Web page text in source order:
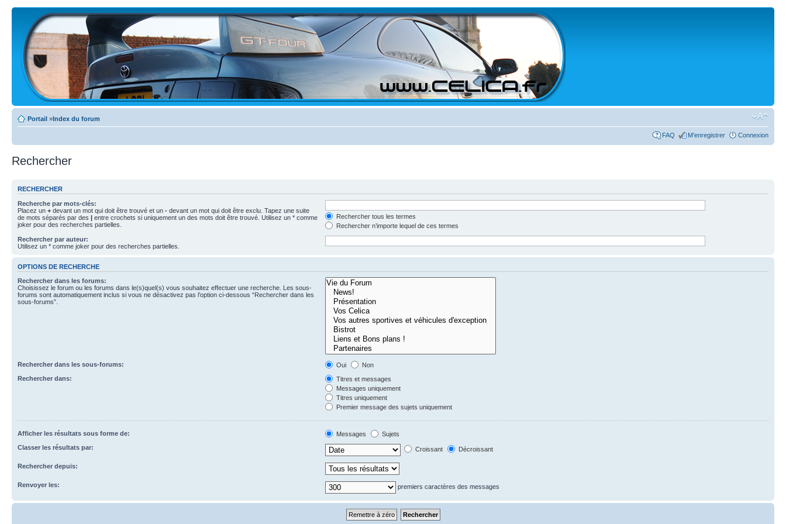
Portail »Index du forum
FAQ M’enregistrer Connexion
Rechercher
RECHERCHER
Recherche par mots-clés:
Placez un + devant un mot qui doit être trouvé et un - devant un mot qui doit être exclu. Tapez une suite
de mots séparés par des | entre crochets si uniquement un des mots doit être trouvé. Utilisez un * comme
joker pour des recherches partielles.
Rechercher tous les termes
Rechercher n’importe lequel de ces termes
Rechercher par auteur:
Utilisez un * comme joker pour des recherches partielles.
OPTIONS DE RECHERCHE
Rechercher dans les forums:
Choisissez le forum ou les forums dans le(s)quel(s) vous souhaitez effectuer une recherche. Les sous-
forums sont automatiquement inclus si vous ne désactivez pas l’option ci-dessous “Rechercher dans les
sous-forums”.
Rechercher dans les sous-forums: Oui
Non
Rechercher dans:
Titres et messages
Messages uniquement
Titres uniquement
Premier message des sujets uniquement
Afficher les résultats sous forme de: Messages
Sujets
Classer les résultats par:
Croissant Décroissant
Rechercher depuis:
Renvoyer les: premiers caractères des messages